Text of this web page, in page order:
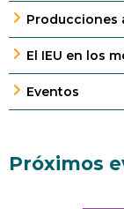
Producciones
El IEU en los
Eventos
Próximos